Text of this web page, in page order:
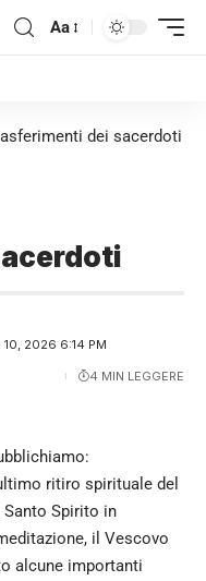
Aa
dei sacerdoti
10, 2026 6:14 PM
4 MIN LEGGERE
ritiro spirituale del
Santo Spirito in
il Vescovo
alcune importanti